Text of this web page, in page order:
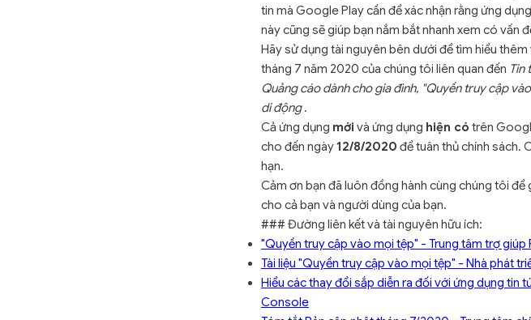
tin mà Google Play cần để xác nhận rằng ứng
này cũng sẽ giúp bạn nắm bắt nhanh xem có vấn
Hãy sử dụng tài nguyên bên dưới để tìm hiểu
tháng 7 năm 2020 của chúng tôi liên quan đến Tin
Quảng cáo dành cho gia đình, "Quyền truy cập
di động.
Cả ứng dụng mới và ứng dụng hiện có trên
cho đến ngày12/8/2020 để tuân thủ chính sách.
hạn.
Cảm ơn bạn đã luôn đồng hành cùng chúng tôi
cho cả bạn và người dùng của bạn.
### Đường liên kết và tài nguyên hữu ích:
"Quyền truy cập vào mọi tệp" - Trung tâm trợ giúp
Tài liệu "Quyền truy cập vào mọi tệp" - Nhà phát
Hiểu các thay đổi sắp diễn ra đối với ứng dụng tin
Console